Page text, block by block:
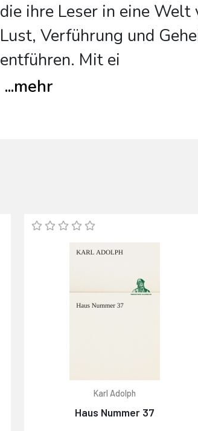
die ihre Leser in eine
Lust, Verführung und
entführen. Mit ei
...mehr
Karl Adolph
Haus Nummer 37